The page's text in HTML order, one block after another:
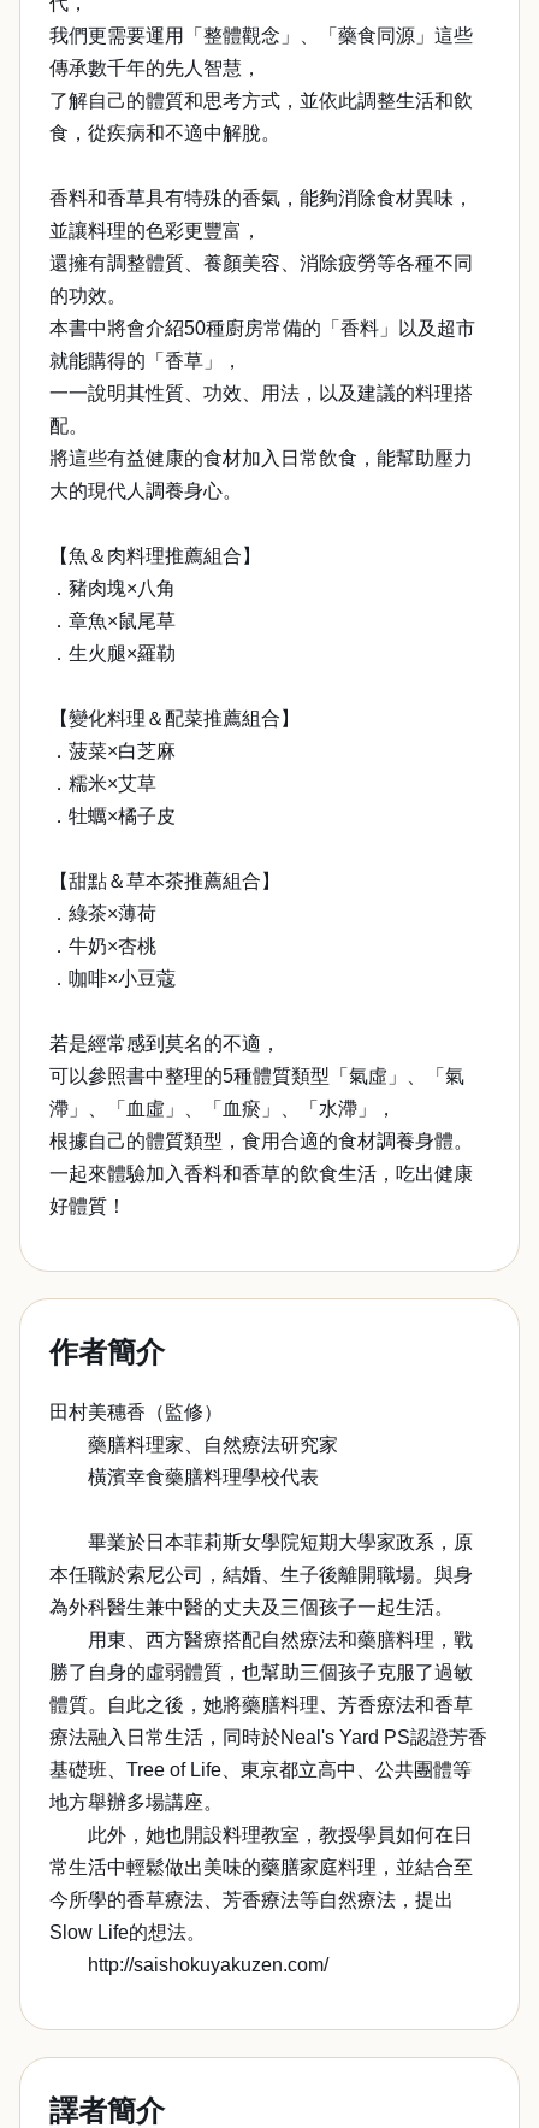
我們更需要運用「整體觀念」、「藥食同源」這些
傳承數千年的先人智慧，
了解自己的體質和思考方式，並依此調整生活和飲
食，從疾病和不適中解脫。
香料和香草具有特殊的香氣，能夠消除食材異味，
並讓料理的色彩更豐富，
還擁有調整體質、養顏美容、消除疲勞等各種不同
的功效。
本書中將會介紹50種廚房常備的「香料」以及超市
就能購得的「香草」，
一一說明其性質、功效、用法，以及建議的料理搭
配。
將這些有益健康的食材加入日常飲食，能幫助壓力
大的現代人調養身心。
【魚＆肉料理推薦組合】
．豬肉塊×八角
．章魚×鼠尾草
．生火腿×羅勒
【變化料理＆配菜推薦組合】
．菠菜×白芝麻
．糯米×艾草
．牡蠣×橘子皮
【甜點＆草本茶推薦組合】
．綠茶×薄荷
．牛奶×杏桃
．咖啡×小豆蔻
若是經常感到莫名的不適，
可以參照書中整理的5種體質類型「氣虛」、「氣
滯」、「血虛」、「血瘀」、「水滯」，
根據自己的體質類型，食用合適的食材調養身體。
一起來體驗加入香料和香草的飲食生活，吃出健康
好體質！
作者簡介
田村美穗香（監修）
藥膳料理家、自然療法研究家
橫濱幸食藥膳料理學校代表
畢業於日本菲莉斯女學院短期大學家政系，原
本任職於索尼公司，結婚、生子後離開職場。與身
為外科醫生兼中醫的丈夫及三個孩子一起生活。
用東、西方醫療搭配自然療法和藥膳料理，戰
勝了自身的虛弱體質，也幫助三個孩子克服了過敏
體質。自此之後，她將藥膳料理、芳香療法和香草
療法融入日常生活，同時於Neal's Yard PS認證芳香
基礎班、Tree of Life、東京都立高中、公共團體等
地方舉辦多場講座。
此外，她也開設料理教室，教授學員如何在日
常生活中輕鬆做出美味的藥膳家庭料理，並結合至
今所學的香草療法、芳香療法等自然療法，提出
Slow Life的想法。
http://saishokuyakuzen.com/
譯者簡介